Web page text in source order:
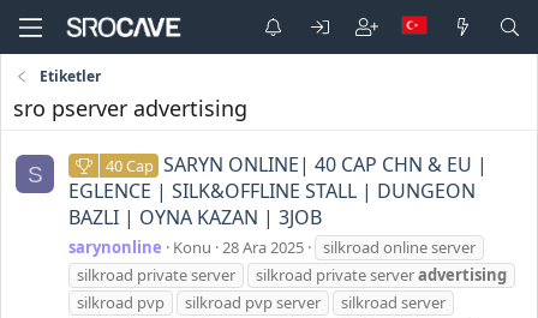
Etiketler
sro pserver advertising
S 40 Cap SARYN ONLINE| 40 CAP CHN & EU |
EGLENCE | SILK&OFFLINE STALL | DUNGEON
BAZLI | OYNA KAZAN | 3JOB
sarynonline Konu 28 Ara 2025
silkroad online server
silkroad private server
silkroad private serveradvertising
silkroad pvp
silkroad pvp server
silkroad server